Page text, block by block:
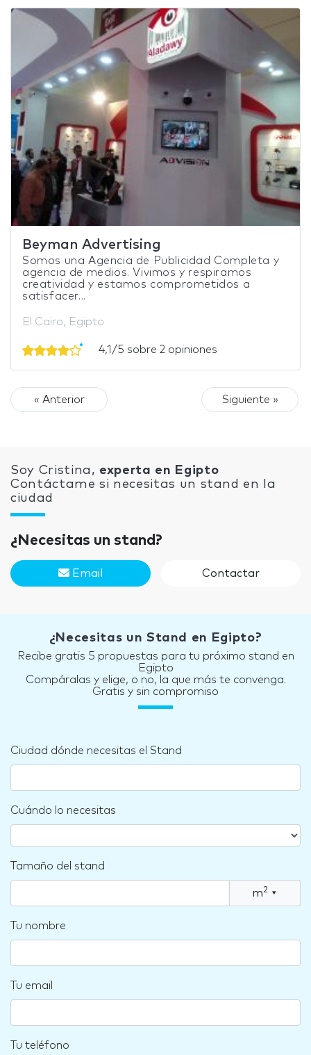
Beyman Advertising
Somos una Agencia de Publicidad Completa y
agencia de medios. Vivimos y respiramos
creatividad y estamos comprometidos a
satisfacer...
El Cairo, Egipto
4,1/5 sobre 2 opiniones
« Anterior Siguiente »
Soy Cristina, experta en Egipto
Contáctame si necesitas un stand en la
ciudad
¿Necesitas un stand?
Email Contactar
¿Necesitas un Stand en Egipto?
Recibe gratis 5 propuestas para tu próximo stand en
Egipto
Compáralas y elige, o no, la que más te convenga.
Gratis y sin compromiso
Ciudad dónde necesitas el Stand
Cuándo lo necesitas
Tamaño del stand
m2 ▾
Tu nombre
Tu email
Tu teléfono